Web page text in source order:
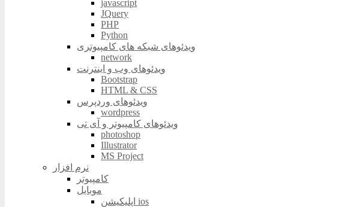
javascript
JQuery
PHP
Python
ویدئوهای شبکه های کامپیوتری
network
ویدئوهای وب و اینترنت
Bootstrap
HTML & CSS
ویدئوهای وردپرس
wordpress
ویدئوهای کامپیوتر و آی تی
photoshop
Illustrator
MS Project
نرم افزار
کامپیوتر
موبایل
اپلیکیشن ios